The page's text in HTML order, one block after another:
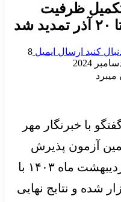
ظرفیت
کنید ارسال ایمیل 8
با خبرنگار مهر
آزمون پذیرش
دستیار تخصصی پزشکی ۱۳ اردیبهشت ماه ۱۴۰۳ با
۳۵۸ نفر برگزار شده و نتایج نهایی